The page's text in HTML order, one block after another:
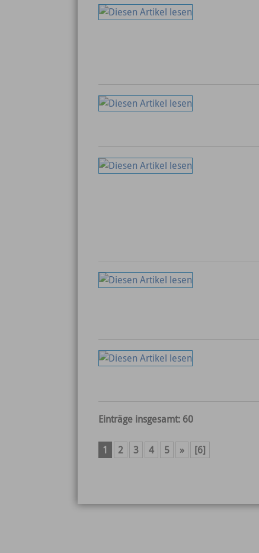
Einträge insgesamt: 60
1 2 3 4 5 » [6]